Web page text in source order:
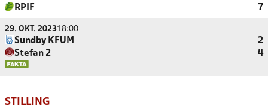
RPIF
7
29. OKT. 202318:00
Sundby KFUM
2
Stefan 2
4
STILLING